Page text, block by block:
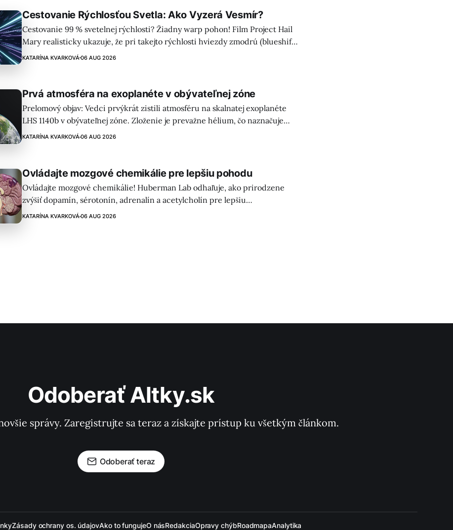
Cestovanie Rýchlosťou Svetla: Ako Vyzerá Vesmír?
Cestovanie 99 % svetelnej rýchlosti? Žiadny warp pohon! Film Project Hail
Mary realisticky ukazuje, že pri takejto rýchlosti hviezdy zmodrú (blueshift),
za nami sčervenú (redshift) a vesmír sa deformuje. Fascinujúce!
KATARÍNA KVARKOVÁ06 AUG 2026
Prvá atmosféra na exoplanéte v obývateľnej zóne
Prelomový objav: Vedci prvýkrát zistili atmosféru na skalnatej exoplanéte
LHS 1140b v obývateľnej zóne. Zloženie je prevažne hélium, čo naznačuje
možný oxidovaný povrch a nové možnosti pre hľadanie života mimo Zeme!
KATARÍNA KVARKOVÁ06 AUG 2026
Ovládajte mozgové chemikálie pre lepšiu pohodu
Ovládajte mozgové chemikálie! Huberman Lab odhaľuje, ako prirodzene
zvýšiť dopamín, sérotonín, adrenalín a acetylcholín pre lepšiu
koncentráciu, motiváciu a pohodu. Praktické tipy vo videu.
KATARÍNA KVARKOVÁ06 AUG 2026
Odoberať Altky.sk
správy. Zaregistrujte sa teraz a získajte prístup ku všetkým článkom.
Odoberať teraz
Zásady ochrany os. údajovAko to fungujeO násRedakciaOpravy chýbRoadmapaAnalytika